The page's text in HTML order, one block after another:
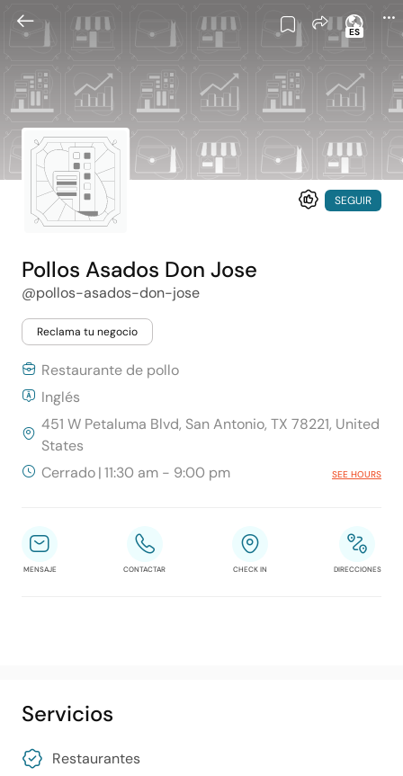
ES
SEGUIR
Pollos Asados Don Jose
@pollos-asados-don-jose
Reclama tu negocio
Restaurante de pollo
Inglés
451 W Petaluma Blvd, San Antonio, TX 78221, United
States
Cerrado|11:30 am - 9:00 pm SEE HOURS
MENSAJE CONTACTAR CHECK IN DIRECCIONES
Servicios
Restaurantes